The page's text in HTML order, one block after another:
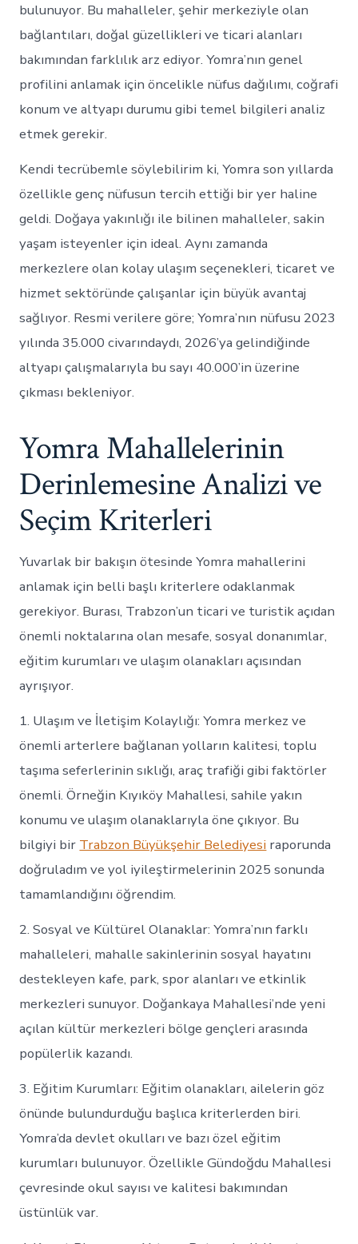
bulunuyor. Bu mahalleler, şehir merkeziyle olan
bağlantıları, doğal güzellikleri ve ticari alanları
bakımından farklılık arz ediyor. Yomra’nın genel
profilini anlamak için öncelikle nüfus dağılımı, coğrafi
konum ve altyapı durumu gibi temel bilgileri analiz
etmek gerekir.
Kendi tecrübemle söylebilirim ki, Yomra son yıllarda
özellikle genç nüfusun tercih ettiği bir yer haline
geldi. Doğaya yakınlığı ile bilinen mahalleler, sakin
yaşam isteyenler için ideal. Aynı zamanda
merkezlere olan kolay ulaşım seçenekleri, ticaret ve
hizmet sektöründe çalışanlar için büyük avantaj
sağlıyor. Resmi verilere göre; Yomra’nın nüfusu 2023
yılında 35.000 civarındaydı, 2026’ya gelindiğinde
altyapı çalışmalarıyla bu sayı 40.000’in üzerine
çıkması bekleniyor.
Yomra Mahallelerinin
Derinlemesine Analizi ve
Seçim Kriterleri
Yuvarlak bir bakışın ötesinde Yomra mahallerini
anlamak için belli başlı kriterlere odaklanmak
gerekiyor. Burası, Trabzon’un ticari ve turistik açıdan
önemli noktalarına olan mesafe, sosyal donanımlar,
eğitim kurumları ve ulaşım olanakları açısından
ayrışıyor.
1. Ulaşım ve İletişim Kolaylığı: Yomra merkez ve
önemli arterlere bağlanan yolların kalitesi, toplu
taşıma seferlerinin sıklığı, araç trafiği gibi faktörler
önemli. Örneğin Kıyıköy Mahallesi, sahile yakın
konumu ve ulaşım olanaklarıyla öne çıkıyor. Bu
bilgiyi bir Trabzon Büyükşehir Belediyesi raporunda
doğruladım ve yol iyileştirmelerinin 2025 sonunda
tamamlandığını öğrendim.
2. Sosyal ve Kültürel Olanaklar: Yomra’nın farklı
mahalleleri, mahalle sakinlerinin sosyal hayatını
destekleyen kafe, park, spor alanları ve etkinlik
merkezleri sunuyor. Doğankaya Mahallesi’nde yeni
açılan kültür merkezleri bölge gençleri arasında
popülerlik kazandı.
3. Eğitim Kurumları: Eğitim olanakları, ailelerin göz
önünde bulundurduğu başlıca kriterlerden biri.
Yomra’da devlet okulları ve bazı özel eğitim
kurumları bulunuyor. Özellikle Gündoğdu Mahallesi
çevresinde okul sayısı ve kalitesi bakımından
üstünlük var.